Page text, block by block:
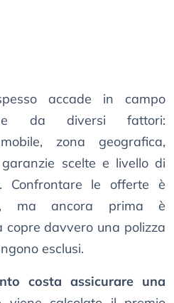
accade in campo
da diversi fattori:
zona geografica,
scelte e livello di
Confrontare le offerte è
ma ancora prima è
copre davvero una polizza
esclusi.
costa assicurare una